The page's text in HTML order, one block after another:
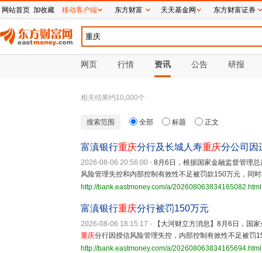
网页 行情 资讯 公告 研报
相关结果约10,000个
搜索范围 全部 标题 正文
富滇银行重庆分行及长城人寿重庆分公司因
2026-08-06 20:56:00 - 8月6日，根据国家金融监督管理总
风险管理失控和内部控制有效性不足被罚款150万元，同
http://bank.eastmoney.com/a/202608063834165082.html
富滇银行重庆分行被罚150万元
2026-08-06 18:15:17 -
【大河财立方消息】8月6日，国
重庆分行因授信风险管理失控，内部控制有效性不足被罚
http://bank.eastmoney.com/a/202608063834165694.html
网站首页 加收藏 移动客户端 东方财富 天天基金网 东方财富证券